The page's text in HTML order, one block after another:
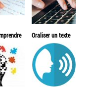
Oraliser un texte